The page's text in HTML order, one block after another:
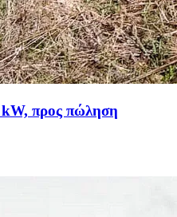
προς πώληση